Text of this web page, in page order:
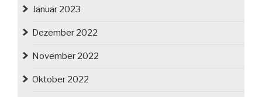
Januar 2023
Dezember 2022
November 2022
Oktober 2022